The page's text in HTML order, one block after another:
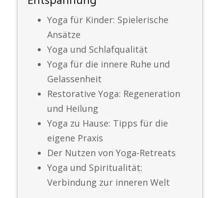
Yoga für Kinder: Spielerische
Ansätze
Yoga und Schlafqualität
Yoga für die innere Ruhe und
Gelassenheit
Restorative Yoga: Regeneration
und Heilung
Yoga zu Hause: Tipps für die
eigene Praxis
Der Nutzen von Yoga-Retreats
Yoga und Spiritualität:
Verbindung zur inneren Welt